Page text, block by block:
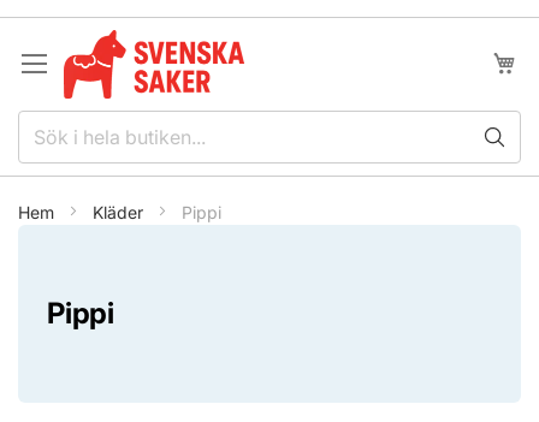
Hoppa
innehållet
Min
Hem Kläder Pippi
Pippi